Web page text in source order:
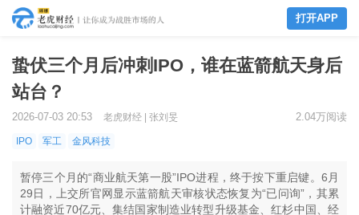
打开APP
蛰伏三个月后冲刺IPO，谁在蓝箭航天身后
站台？
2026-07-03 20:53 老虎财经 | 张刘旻 2.04万阅读
IPO 军工 金风科技
暂停三个月的“商业航天第一股”IPO进程，终于按下重启键。6月
29日，上交所官网显示蓝箭航天审核状态恢复为“已问询”，其累
计融资近70亿元、集结国家制造业转型升级基金、红杉中国、经